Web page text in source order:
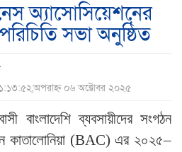
অ্যাসোসিয়েশনের
সভা অনুষ্ঠিত
০৬ অক্টোবর ২০২৫
বাংলাদেশি ব্যবসায়ীদের সংগঠন
কাতালোনিয়া (BAC) এর ২০২৫–